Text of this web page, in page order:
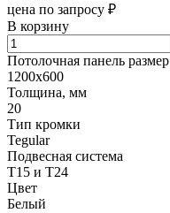
цена по запросу ₽
В корзину
Потолочная панель размер
1200х600
Толщина, мм
20
Тип кромки
Tegular
Подвесная система
Т15 и Т24
Цвет
Белый